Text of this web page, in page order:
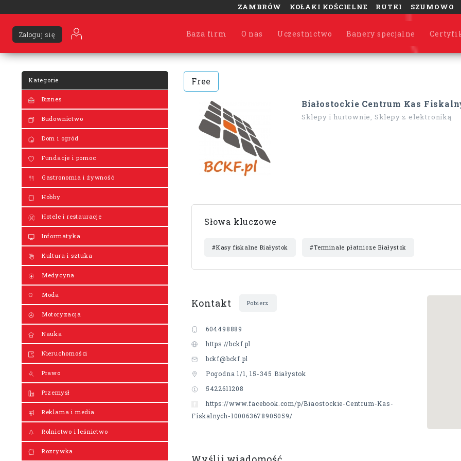
ZAMBRÓW KOŁAKI KOŚCIELNE RUTKI SZUMOWO
Baza firm O nas Uczestnictwo Banery specjalne
Zaloguj się
Kategorie
Biznes
Budownictwo
Dom i ogród
Fundacje i pomoc
Gastronomia i żywność
Hobby
Hotele i restauracje
Informatyka
Kultura i sztuka
Medycyna
Moda
Motoryzacja
Nauka
Nieruchomości
Prawo
Przemysł
Reklama i media
Rolnictwo i leśnictwo
Rozrywka
Free
Białostockie Centrum Kas
Sklepy i hurtownie, Sklepy z elektroniką
Słowa kluczowe
#Kasy fiskalne Białystok #Terminale płatnicze Białystok
Kontakt Pobierz
604498889
https://bckf.pl
bckf@bckf.pl
Pogodna 1/1, 15-345 Białystok
5422611208
https://www.facebook.com/p/Biaostockie-Centrum-Kas-
Fiskalnych-100063678905059/